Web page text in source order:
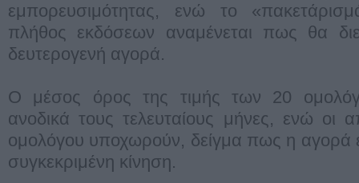
εμπορευσιμότητας, ενώ το
πλήθος εκδόσεων αναμένεται πως θα
δευτερογενή αγορά.
Ο μέσος όρος της τιμής των 20
ανοδικά τους τελευταίους μήνες, ενώ οι
ομολόγου υποχωρούν, δείγμα πως η αγορά
συγκεκριμένη κίνηση.